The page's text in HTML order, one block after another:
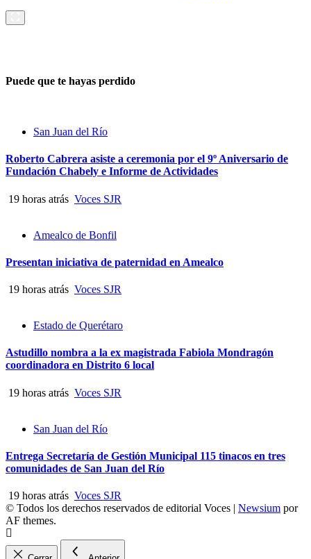
Puede que te hayas perdido
San Juan del Río
Roberto Cabrera asiste a ceremonia por el 9º Aniversario de
Fundación Chabely e Informe de Actividades
19 horas atrás Voces SJR
Amealco de Bonfil
Presentan iniciativa de paternidad en Amealco
19 horas atrás Voces SJR
Estado de Querétaro
Astudillo nombra a la ex magistrada Fabiola Mondragón
coordinadora en Distrito 6 local
19 horas atrás Voces SJR
San Juan del Río
Entrega Secretaría de Gestión Municipal 115 tinacos en tres
comunidades de San Juan del Río
19 horas atrás Voces SJR
© Todos los derechos reservados de editorial Voces | Newsium por
AF themes.